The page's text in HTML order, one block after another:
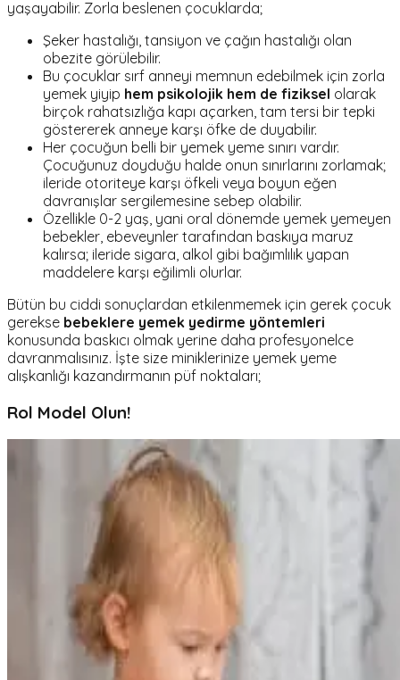
yaşayabilir. Zorla beslenen çocuklarda;
Şeker hastalığı, tansiyon ve çağın hastalığı olan
obezite görülebilir.
Bu çocuklar sırf anneyi memnun edebilmek için zorla
yemek yiyip hem psikolojik hem de fiziksel olarak
birçok rahatsızlığa kapı açarken, tam tersi bir tepki
göstererek anneye karşı öfke de duyabilir.
Her çocuğun belli bir yemek yeme sınırı vardır.
Çocuğunuz doyduğu halde onun sınırlarını zorlamak;
ileride otoriteye karşı öfkeli veya boyun eğen
davranışlar sergilemesine sebep olabilir.
Özellikle 0-2 yaş, yani oral dönemde yemek yemeyen
bebekler, ebeveynler tarafından baskıya maruz
kalırsa; ileride sigara, alkol gibi bağımlılık yapan
maddelere karşı eğilimli olurlar.
Bütün bu ciddi sonuçlardan etkilenmemek için gerek çocuk
gerekse bebeklere yemek yedirme yöntemleri
konusunda baskıcı olmak yerine daha profesyonelce
davranmalısınız. İşte size miniklerinize yemek yeme
alışkanlığı kazandırmanın püf noktaları;
Rol Model Olun!